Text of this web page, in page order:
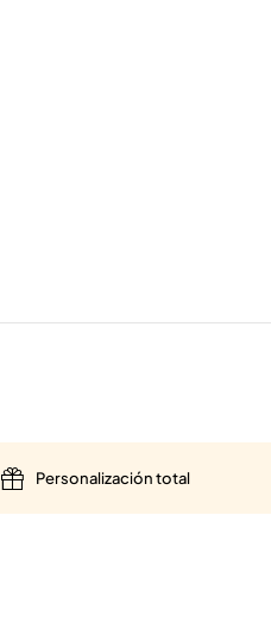
Personalización total